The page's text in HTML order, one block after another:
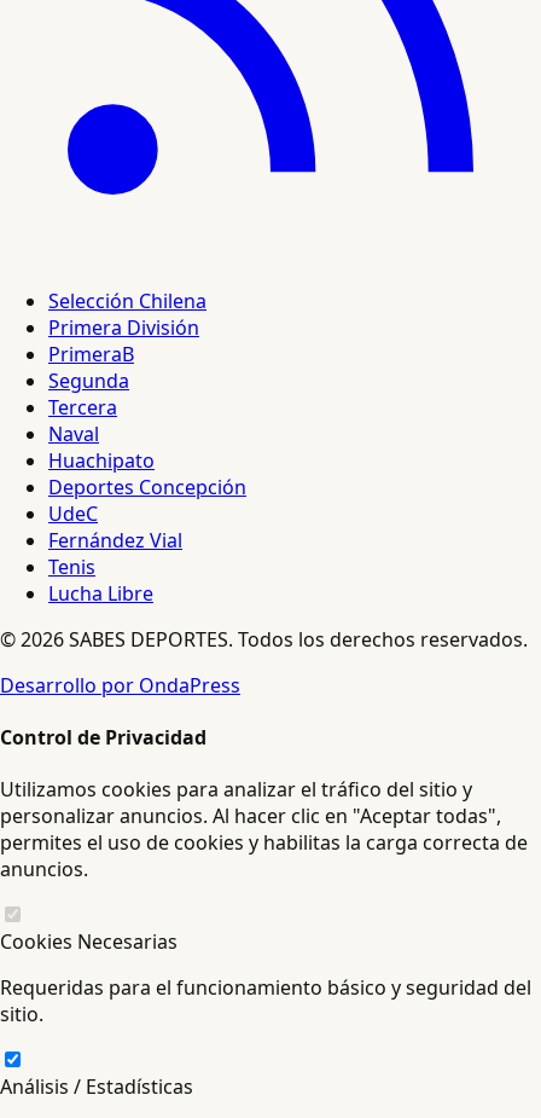
Selección Chilena
Primera División
PrimeraB
Segunda
Tercera
Naval
Huachipato
Deportes Concepción
UdeC
Fernández Vial
Tenis
Lucha Libre
© 2026 SABES DEPORTES. Todos los derechos reservados.
Desarrollo por OndaPress
Control de Privacidad
Utilizamos cookies para analizar el tráfico del sitio y
personalizar anuncios. Al hacer clic en "Aceptar todas",
permites el uso de cookies y habilitas la carga correcta de
anuncios.
Cookies Necesarias
Requeridas para el funcionamiento básico y seguridad del
sitio.
Análisis / Estadísticas